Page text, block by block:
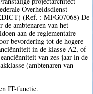
Overheidsdienst
(Ref. : MFG07068) De
ambtenaren van het
aan de reglementaire
bevordering tot de hogere
in de klasse A2, of
van zes jaar in de
(ambtenaren van
IT-functie.